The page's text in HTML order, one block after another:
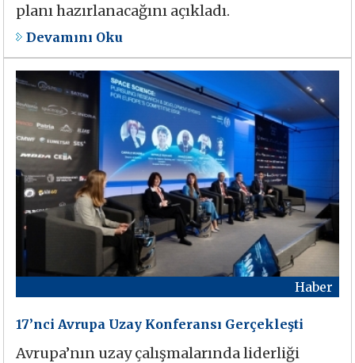
planı hazırlanacağını açıkladı.
Devamını Oku
Haber
17’nci Avrupa Uzay Konferansı Gerçekleşti
Avrupa’nın uzay çalışmalarında liderliği